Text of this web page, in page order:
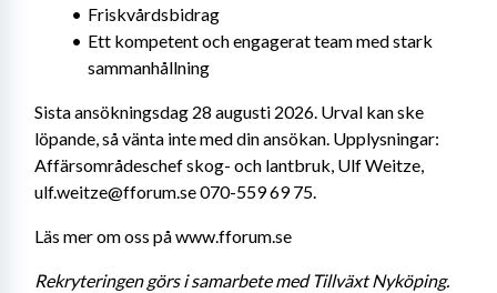
Friskvårdsbidrag
Ett kompetent och engagerat team med stark
sammanhållning
Sista ansökningsdag 28 augusti 2026. Urval kan ske
löpande, så vänta inte med din ansökan. Upplysningar:
Affärsområdeschef skog- och lantbruk, Ulf Weitze,
ulf.weitze@fforum.se 070-559 69 75.
Läs mer om oss på www.fforum.se
Rekryteringen görs i samarbete med Tillväxt Nyköping.